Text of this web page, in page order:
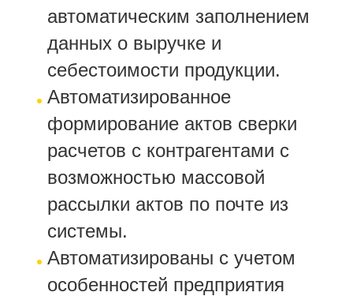
автоматическим заполнением
данных о выручке и
себестоимости продукции.
Автоматизированное
формирование актов сверки
расчетов с контрагентами с
возможностью массовой
рассылки актов по почте из
системы.
Автоматизированы с учетом
особенностей предприятия